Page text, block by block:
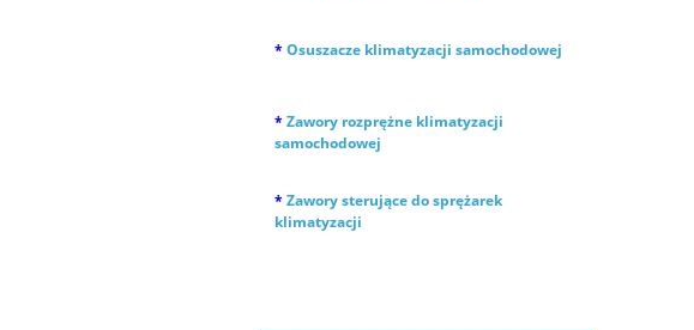
* Osuszacze klimatyzacji samochodowej
* Zawory rozprężne klimatyzacji
samochodowej
* Zawory sterujące do sprężarek
klimatyzacji